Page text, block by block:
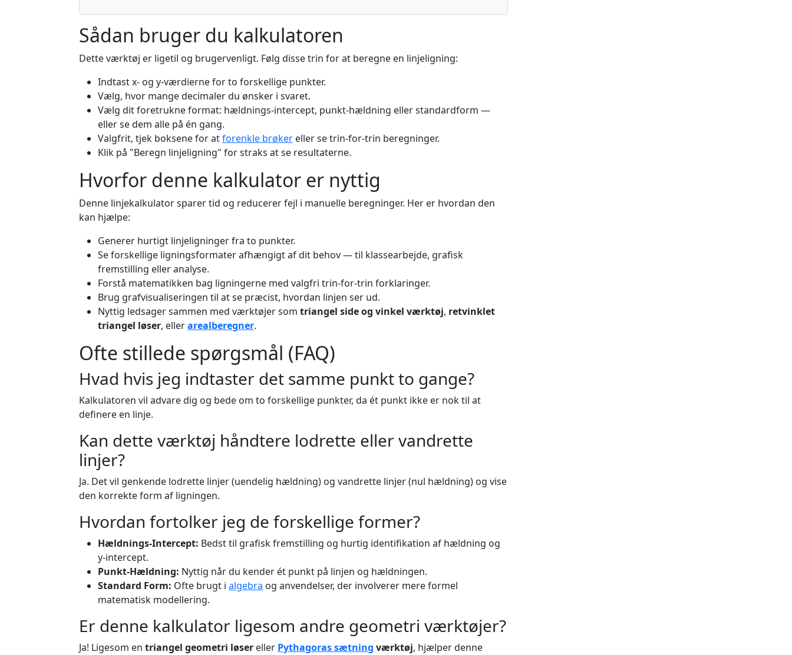
Sådan bruger du kalkulatoren
Dette værktøj er ligetil og brugervenligt. Følg disse trin for at beregne en linjeligning:
Indtast x- og y-værdierne for to forskellige punkter.
Vælg, hvor mange decimaler du ønsker i svaret.
Vælg dit foretrukne format: hældnings-intercept, punkt-hældning eller standardform —
eller se dem alle på én gang.
Valgfrit, tjek boksene for atforenkle brøker eller se trin-for-trin beregninger.
Klik på "Beregn linjeligning" for straks at se resultaterne.
Hvorfor denne kalkulator er nyttig
Denne linjekalkulator sparer tid og reducerer fejl i manuelle beregninger. Her er hvordan den
kan hjælpe:
Generer hurtigt linjeligninger fra to punkter.
Se forskellige ligningsformater afhængigt af dit behov — til klassearbejde, grafisk
fremstilling eller analyse.
Forstå matematikken bag ligningerne med valgfri trin-for-trin forklaringer.
Brug grafvisualiseringen til at se præcist, hvordan linjen ser ud.
Nyttig ledsager sammen med værktøjer som triangel side og vinkel værktøj, retvinklet
triangel løser, ellerarealberegner.
Ofte stillede spørgsmål (FAQ)
Hvad hvis jeg indtaster det samme punkt to gange?
Kalkulatoren vil advare dig og bede om to forskellige punkter, da ét punkt ikke er nok til at
definere en linje.
Kan dette værktøj håndtere lodrette eller vandrette
linjer?
Ja. Det vil genkende lodrette linjer (uendelig hældning) og vandrette linjer (nul hældning) og vise
den korrekte form af ligningen.
Hvordan fortolker jeg de forskellige former?
Hældnings-Intercept: Bedst til grafisk fremstilling og hurtig identifikation af hældning og
y-intercept.
Punkt-Hældning: Nyttig når du kender ét punkt på linjen og hældningen.
Standard Form: Ofte brugt i algebra og anvendelser, der involverer mere formel
matematisk modellering.
Er denne kalkulator ligesom andre geometri værktøjer?
Ja! Ligesom en triangel geometri løser eller Pythagoras sætning værktøj, hjælper denne